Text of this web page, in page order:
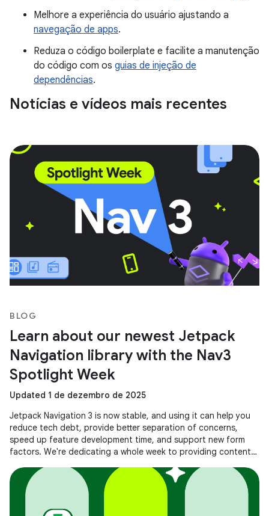
Melhore a experiência do usuário ajustando a
navegação de apps.
Reduza o código boilerplate e facilite a manutenção
do código com os guias de injeção de
dependências.
Notícias e vídeos mais recentes
BLOG
Learn about our newest Jetpack
Navigation library with the Nav3
Spotlight Week
Updated 1 de dezembro de 2025
Jetpack Navigation 3 is now stable, and using it can help you
reduce tech debt, provide better separation of concerns,
speed up feature development time, and support new form
factors. We're dedicating a whole week to providing content